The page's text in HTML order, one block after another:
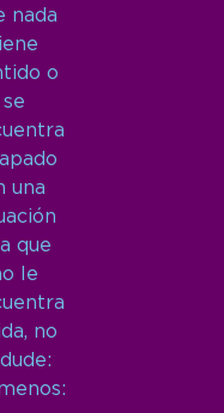
nada
o
se
una
que
le
no